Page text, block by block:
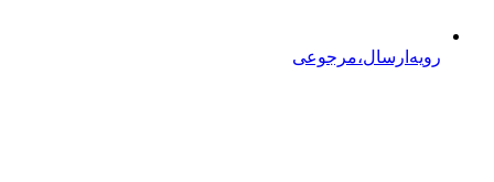
رویه‌ارسال،مرجوعی